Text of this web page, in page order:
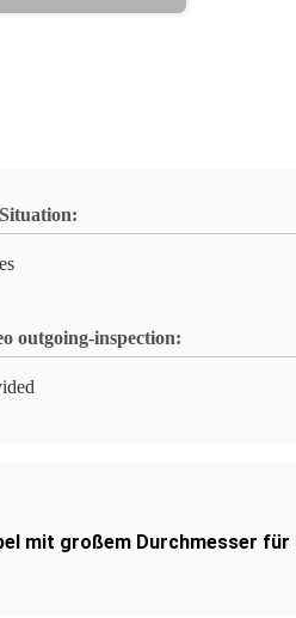
outgoing-inspection:
mit großem Durchmesser